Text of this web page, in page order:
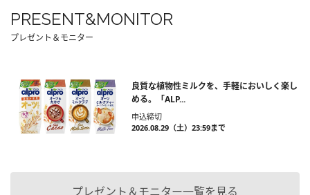
PRESENT&MONITOR
プレゼント＆モニター
良質な植物性ミルクを、手軽においしく楽し
める。「ALP...
申込締切
2026.08.29（土）23:59まで
プレゼント＆モニター一覧を見る